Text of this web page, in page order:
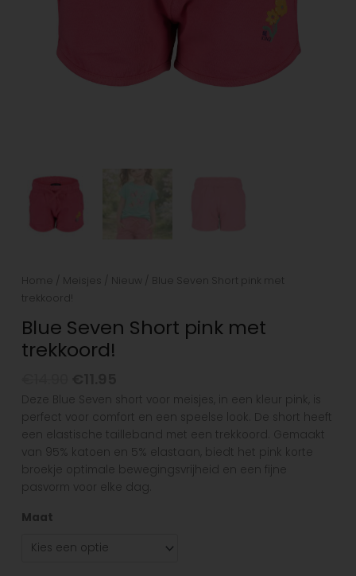
Home Meisjes Nieuw
/ Blue Seven Short pink met
trekkoord!
Blue Seven Short pink met
trekkoord!
Deze Blue Seven short voor meisjes, in een kleur pink, is
perfect voor comfort en een speelse look. De short heeft
een elastische tailleband met een trekkoord. Gemaakt
van 95% katoen en 5% elastaan, biedt het pink korte
broekje optimale bewegingsvrijheid en een fijne
pasvorm voor elke dag.
Maat